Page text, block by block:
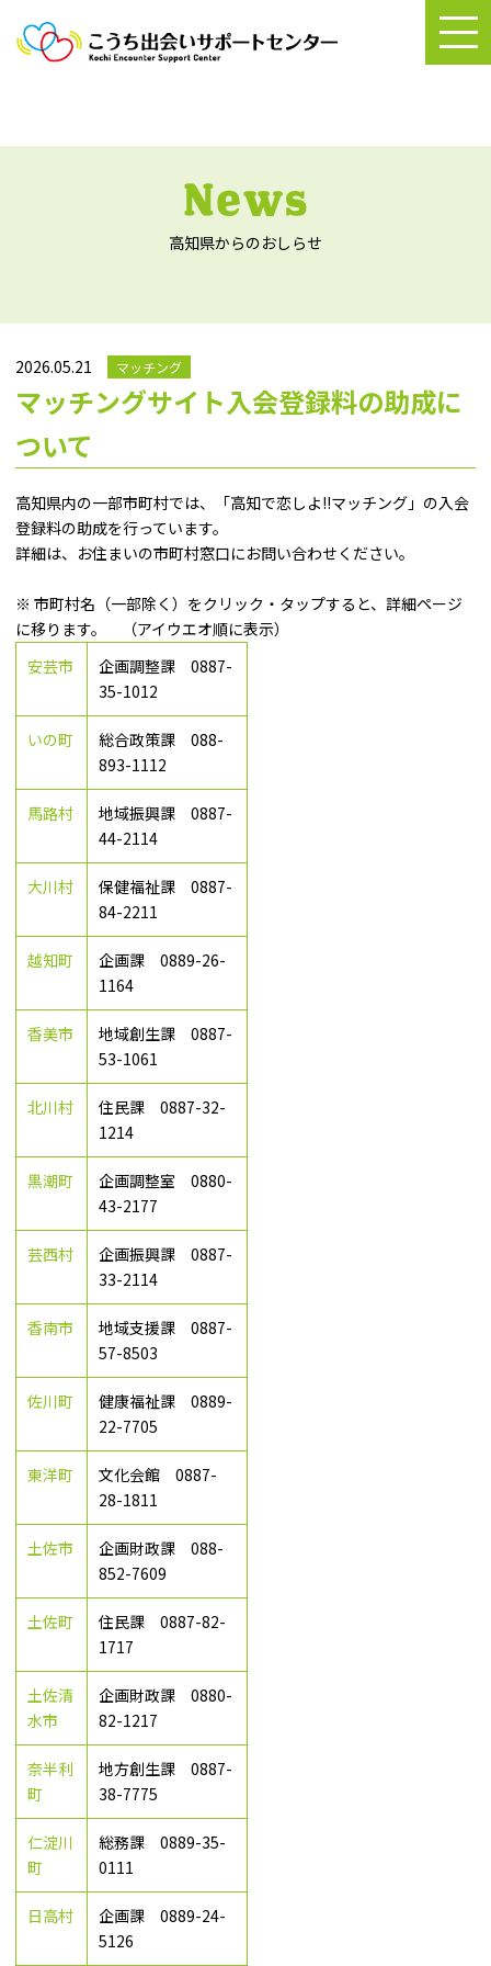
高知県からのおしらせ
2026.05.21 マッチング
マッチングサイト入会登録料の助成に
ついて
高知県内の一部市町村では、「高知で恋しよ!!マッチング」の入会
登録料の助成を行っています。
詳細は、お住まいの市町村窓口にお問い合わせください。
※ 市町村名（一部除く）をクリック・タップすると、詳細ページ
に移ります。 （アイウエオ順に表示）
安芸市
企画調整課 0887-
35-1012
いの町
総合政策課 088-
893-1112
馬路村
地域振興課 0887-
44-2114
大川村
保健福祉課 0887-
84-2211
越知町
企画課 0889-26-
1164
香美市
地域創生課 0887-
53-1061
北川村
住民課 0887-32-
1214
黒潮町
企画調整室 0880-
43-2177
芸西村
企画振興課 0887-
33-2114
香南市
地域支援課 0887-
57-8503
佐川町
健康福祉課 0889-
22-7705
東洋町
文化会館 0887-
28-1811
土佐市
企画財政課 088-
852-7609
土佐町
住民課 0887-82-
1717
土佐清
水市
企画財政課 0880-
82-1217
奈半利
町
地方創生課 0887-
38-7775
仁淀川
町
総務課 0889-35-
0111
日高村
企画課 0889-24-
5126